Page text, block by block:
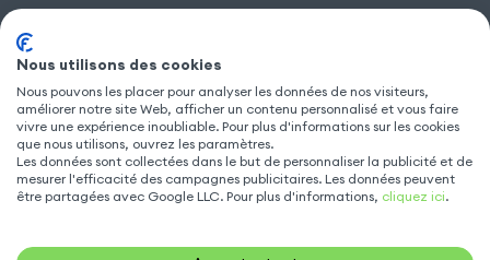
SUIVEZ NOUS
Nous utilisons des cookies
Nous pouvons les placer pour analyser les données de nos visiteurs,
améliorer notre site Web, afficher un contenu personnalisé et vous faire
vivre une expérience inoubliable. Pour plus d'informations sur les cookies
que nous utilisons, ouvrez les paramètres.
Les données sont collectées dans le but de personnaliser la publicité et de
mesurer l'efficacité des campagnes publicitaires. Les données peuvent
être partagées avec Google LLC. Pour plus d'informations, cliquez ici.